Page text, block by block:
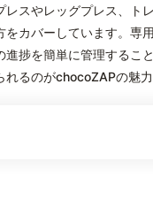
レスやレッグプレス、ト
をカバーしています。専
進捗を簡単に管理するこ
れるのがchocoZAPの魅